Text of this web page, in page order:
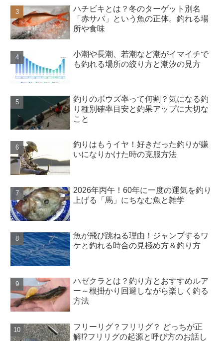
ハチビキとは？冬のターゲット別名
「赤サバ」という魚の正体。釣れる場
所や食味
小潮や長潮、若潮など潮がイマイチで
も釣れる場所の絞り方と潮汐の見方
釣りのボウズ率って何割？気になる釣
り種別確率目安と釣果アップに大切な
こと
釣りはもうイヤ！好きだった釣りが嫌
いになりかけた時の克服方法
2026年丙午！60年に一度の運気を釣り
上げる「馬」にちなむ魚と雑学
魚が飛び跳ねる理由！ジャンプするワ
ケと釣れる時合の見極め方＆釣り方
ハゼクラとは？釣り方とおすすめルア
ー～根掛かり回避しながら楽しく釣る
方法
フリーリグ？フリリグ？ どっちが正
解!?フリリグの起源と呼び方のお話し